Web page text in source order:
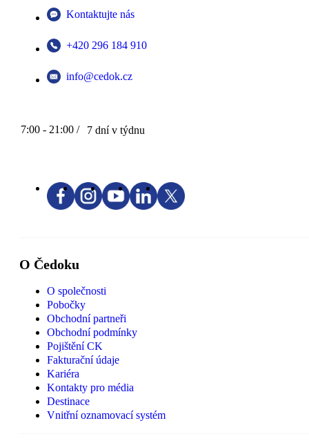
Kontaktujte nás
+420 296 184 910
info@cedok.cz
7:00 - 21:00 / 7 dní v týdnu
O Čedoku
O společnosti
Pobočky
Obchodní partneři
Obchodní podmínky
Pojištění CK
Fakturační údaje
Kariéra
Kontakty pro média
Destinace
Vnitřní oznamovací systém